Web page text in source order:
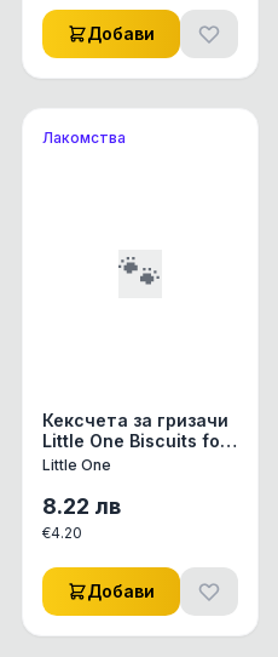
Добави
Лакомства
🐾
Кексчета за гризачи
Little One Biscuits for
small mammals с
гр. 35 гр.
Little One
8.22 лв
€4.20
Добави